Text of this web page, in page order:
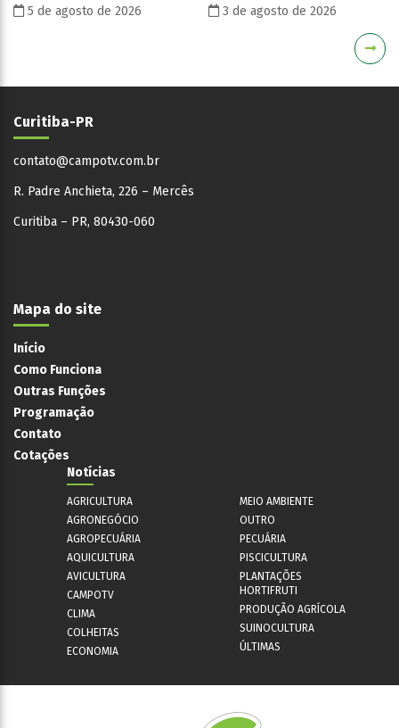
5 de agosto de 2026 3 de agosto de 2026
Curitiba-PR
contato@campotv.com.br
R. Padre Anchieta, 226 – Mercês
Curitiba – PR, 80430-060
Mapa do site
Início
Como Funciona
Outras Funções
Programação
Contato
Cotações
Notícias
AGRICULTURA
AGRONEGÓCIO
AGROPECUÁRIA
AQUICULTURA
AVICULTURA
CAMPOTV
CLIMA
COLHEITAS
ECONOMIA
MEIO AMBIENTE
OUTRO
PECUÁRIA
PISCICULTURA
PLANTAÇÕES
HORTIFRUTI
PRODUÇÃO AGRÍCOLA
SUINOCULTURA
ÚLTIMAS